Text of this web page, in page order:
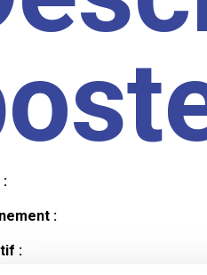
:
:
: